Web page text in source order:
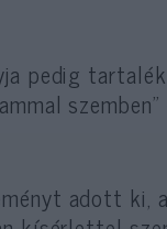
pedig
adott ki,